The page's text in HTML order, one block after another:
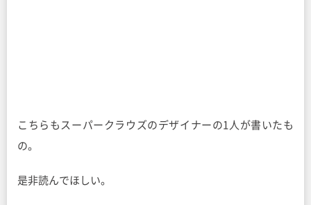
こちらもスーパークラウズのデザイナーの1人が書いたも
の。
是非読んでほしい。